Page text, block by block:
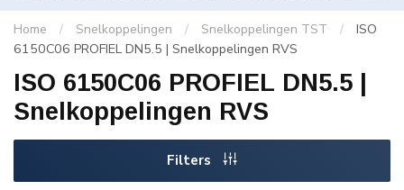
Home / Snelkoppelingen / Snelkoppelingen TST /
ISO
6150C06 PROFIEL DN5.5 | Snelkoppelingen RVS
ISO 6150C06 PROFIEL DN5.5 |
Snelkoppelingen RVS
Filters